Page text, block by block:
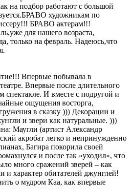
на подбор работают с большой
художникам по
БРАВО актерам!!!
для нашего возраста,
только на февраль. Надеюсь,что
Впервые побывала в
Впервые после длительного
спектакле. И вместе с подругой и
ощущения восторга,
в сказку ))) Декорации и
и звери как натуральные. )))
Маугли (артист Александр
акробат легко и непринужденно
Багира покорила своей
и после так «уходил», что
много сражений зверей – как
и характер обитателей джунглей!
о мудром Каа, как впервые